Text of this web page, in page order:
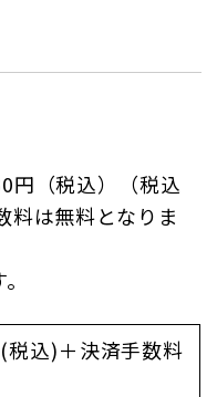
円（税込）（税込
料は無料となりま
込)＋決済手数料